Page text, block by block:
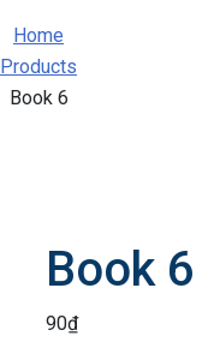
Home
Products
Book 6
Book 6
90₫